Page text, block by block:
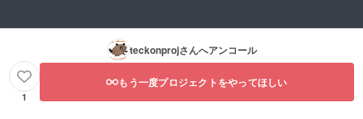
teckonprojさんへアンコール
1
もう一度プロジェクトをやってほしい